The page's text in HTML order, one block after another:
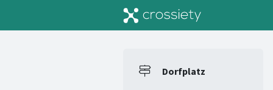
Dorfplatz